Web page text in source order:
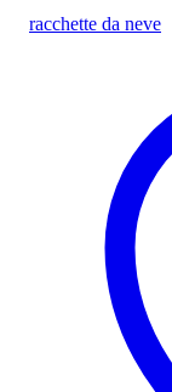
racchette da neve